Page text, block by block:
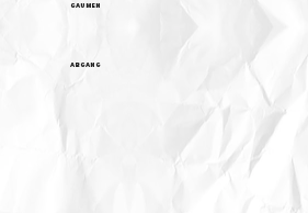
GAUMEN
ABGANG